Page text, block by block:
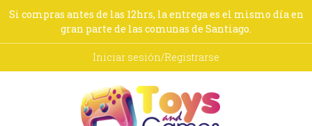
Si compras antes de las 12hrs, la entrega es el mismo día en
gran parte de las comunas de Santiago.
Iniciar sesión/Registrarse